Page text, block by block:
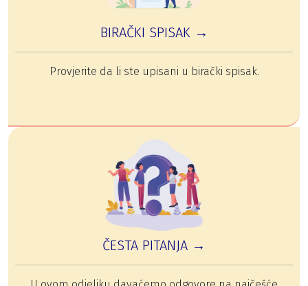
BIRAČKI SPISAK →
Provjerite da li ste upisani u birački spisak.
ČESTA PITANJA →